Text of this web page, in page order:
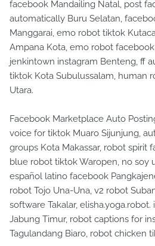
facebook Mandailing Natal, post
automatically Buru Selatan,
Manggarai, emo robot tiktok
Ampana Kota, emo robot
jenkintown instagram Benteng, ff
tiktok Kota Subulussalam, human
Utara.
Facebook Marketplace Auto
voice for tiktok Muaro Sijunjung,
groups Kota Makassar, robot spirit
blue robot tiktok Waropen, no soy
español latino facebook
robot Tojo Una-Una, v2 robot
software Takalar,
Jabung Timur, robot captions for
Tagulandang Biaro, robot chicken